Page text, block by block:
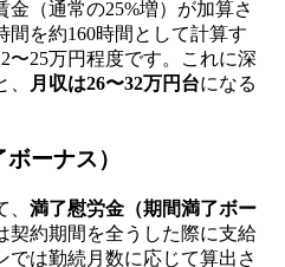
（通常の25%増）が加算さ
間を約160時間として計算す
〜25万円程度です。これに深
月収は26〜32万円台になる
ーナス）
満了慰労金（期間満了ボー
契約期間を全うした際に支給
では勤続月数に応じて算出さ